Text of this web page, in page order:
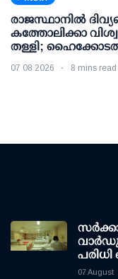
രാജസ്ഥാനിൽ
കത്തോലിക്കാ
തള്ളി;
07 08 2026 8 mins read
പരിധി
07 August